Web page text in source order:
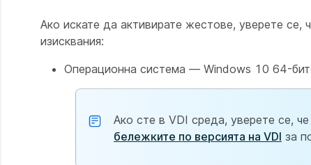
Ако искате да активирате жестове, уверете
изисквания:
Операционна система — Windows 10 64-
Ако сте в VDI среда, уверете се,
бележките по версията на VDI за